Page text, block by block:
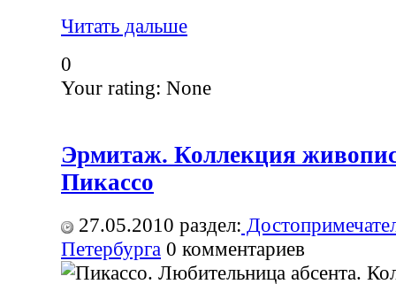
Читать дальше
0
Your rating: None
Эрмитаж. Коллекция
Пикассо
27.05.2010 раздел:
Петербурга 0 комментариев